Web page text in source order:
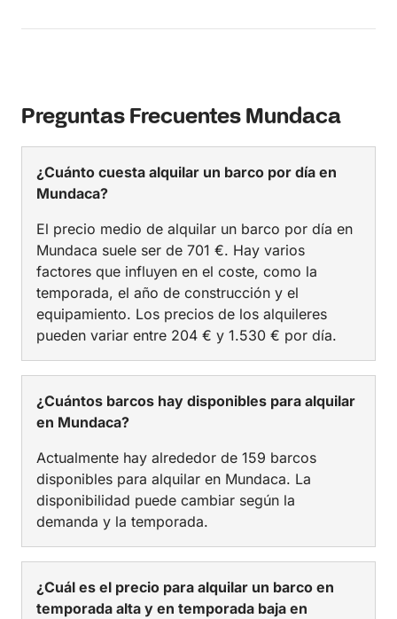
Preguntas Frecuentes Mundaca
¿Cuánto cuesta alquilar un barco por día en
Mundaca?
El precio medio de alquilar un barco por día en
Mundaca suele ser de 701 €. Hay varios
factores que influyen en el coste, como la
temporada, el año de construcción y el
equipamiento. Los precios de los alquileres
pueden variar entre 204 € y 1.530 € por día.
¿Cuántos barcos hay disponibles para alquilar
en Mundaca?
Actualmente hay alrededor de 159 barcos
disponibles para alquilar en Mundaca. La
disponibilidad puede cambiar según la
demanda y la temporada.
¿Cuál es el precio para alquilar un barco en
temporada alta y en temporada baja en